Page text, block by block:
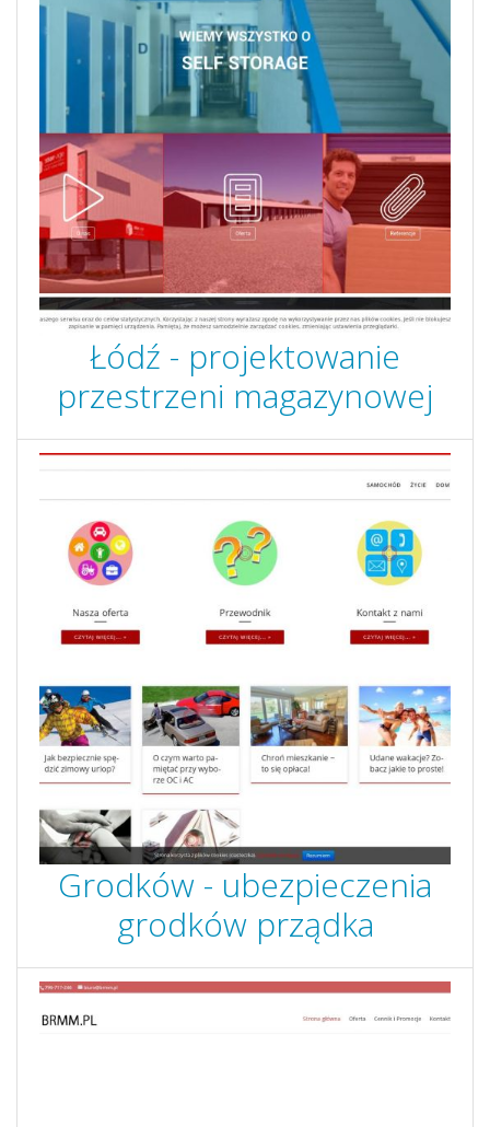
Łódź - projektowanie
przestrzeni magazynowej
Grodków - ubezpieczenia
grodków prządka